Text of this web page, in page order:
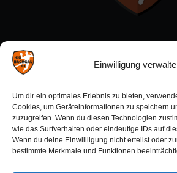
Einwilligung
Um dir ein optimales Erlebnis zu bieten,
Cookies, um Geräteinformationen zu speichern
zuzugreifen. Wenn du diesen Technologien
wie das Surfverhalten oder eindeutige IDs auf
Wenn du deine Einwillligung nicht erteilst oder
bestimmte Merkmale und Funktionen
Menü:
Sponsoren
Aktuelles: